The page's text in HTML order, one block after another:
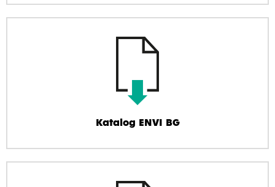
Katalog ENVI BG